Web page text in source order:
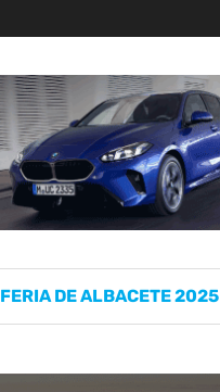
FERIA DE ALBACETE 2025